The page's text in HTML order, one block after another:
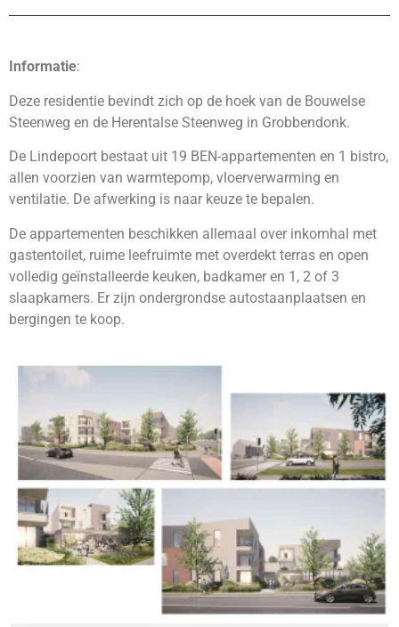
Informatie:
Deze residentie bevindt zich op de hoek van de Bouwelse
Steenweg en de Herentalse Steenweg in Grobbendonk.
De Lindepoort bestaat uit 19 BEN-appartementen en 1 bistro,
allen voorzien van warmtepomp, vloerverwarming en
ventilatie. De afwerking is naar keuze te bepalen.
De appartementen beschikken allemaal over inkomhal met
gastentoilet, ruime leefruimte met overdekt terras en open
volledig geïnstalleerde keuken, badkamer en 1, 2 of 3
slaapkamers. Er zijn ondergrondse autostaanplaatsen en
bergingen te koop.